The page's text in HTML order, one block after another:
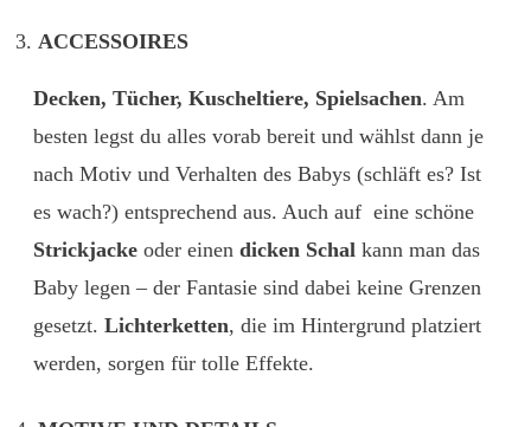
ACCESSOIRES
Decken, Tücher, Kuscheltiere, Spielsachen. Am
besten legst du alles vorab bereit und wählst dann je
nach Motiv und Verhalten des Babys (schläft es? Ist
es wach?) entsprechend aus. Auch auf eine schöne
Strickjacke oder einen dicken Schal kann man das
Baby legen – der Fantasie sind dabei keine Grenzen
gesetzt. Lichterketten, die im Hintergrund platziert
werden, sorgen für tolle Effekte.